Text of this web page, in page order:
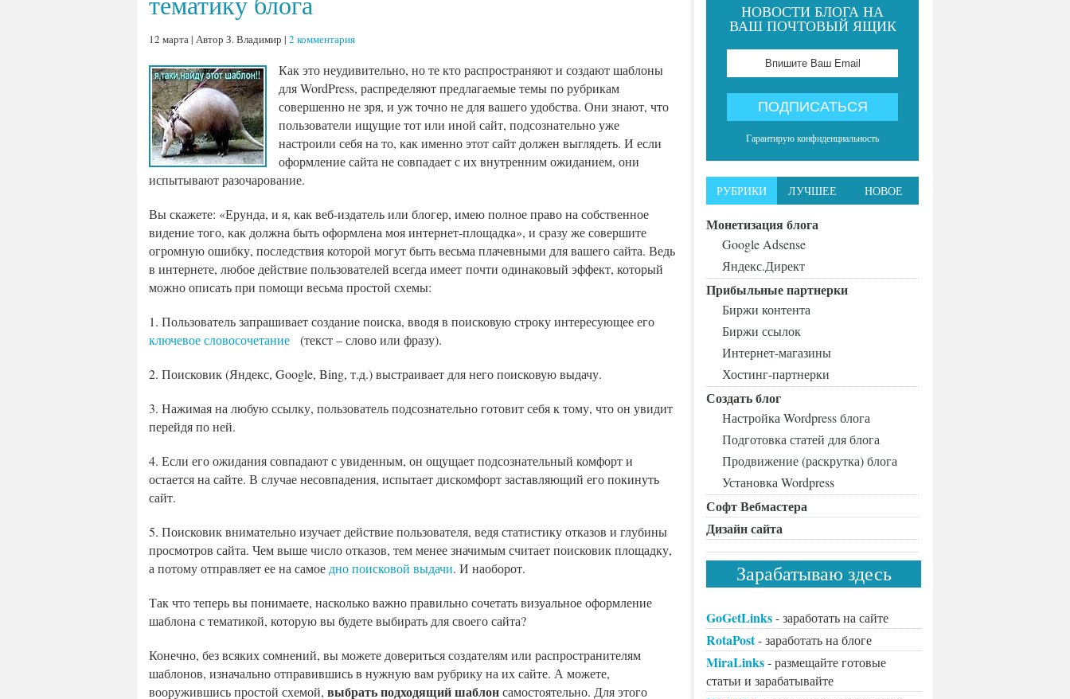
12 марта | Автор З. Владимир | 2 комментария
Как это неудивительно, но те кто распространяют и создают шаблоны
для WordPress, распределяют предлагаемые темы по рубрикам
совершенно не зря, и уж точно не для вашего удобства. Они знают, что
пользователи ищущие тот или иной сайт, подсознательно уже
настроили себя на то, как именно этот сайт должен выглядеть. И если
оформление сайта не совпадает с их внутренним ожиданием, они
испытывают разочарование.
Вы скажете: «Ерунда, и я, как веб-издатель или блогер, имею полное право на собственное
видение того, как должна быть оформлена моя интернет-площадка», и сразу же совершите
огромную ошибку, последствия которой могут быть весьма плачевными для вашего сайта. Ведь
в интернете, любое действие пользователей всегда имеет почти одинаковый эффект, который
можно описать при помощи весьма простой схемы:
1. Пользователь запрашивает создание поиска, вводя в поисковую строку интересующее его
ключевое словосочетание (текст – слово или фразу).
2. Поисковик (Яндекс, Google, Bing, т.д.) выстраивает для него поисковую выдачу.
3. Нажимая на любую ссылку, пользователь подсознательно готовит себя к тому, что он увидит
перейдя по ней.
4. Если его ожидания совпадают с увиденным, он ощущает подсознательный комфорт и
остается на сайте. В случае несовпадения, испытает дискомфорт заставляющий его покинуть
сайт.
5. Поисковик внимательно изучает действие пользователя, ведя статистику отказов и глубины
просмотров сайта. Чем выше число отказов, тем менее значимым считает поисковик площадку,
а потому отправляет ее на самое дно поисковой выдачи. И наоборот.
Так что теперь вы понимаете, насколько важно правильно сочетать визуальное оформление
шаблона с тематикой, которую вы будете выбирать для своего сайта?
Конечно, без всяких сомнений, вы можете довериться создателям или распространителям
шаблонов, изначально отправившись в нужную вам рубрику на их сайте. А можете,
вооружившись простой схемой, выбрать подходящий шаблонсамостоятельно. Для этого
НОВОСТИ БЛОГА НА
ВАШ ПОЧТОВЫЙ ЯЩИК
Гарантирую конфиденциальность
РУБРИКИ ЛУЧШЕЕ НОВОЕ
Монетизация блога
Google Adsense
Яндекс.Директ
Прибыльные партнерки
Биржи контента
Биржи ссылок
Интернет-магазины
Хостинг-партнерки
Создать блог
Настройка Wordpress блога
Подготовка статей для блога
Продвижение (раскрутка) блога
Установка Wordpress
Софт Вебмастера
Дизайн сайта
Зарабатываю здесь
GoGetLinks- заработать на сайте
RotaPost- заработать на блоге
MiraLinks- размещайте готовые
статьи и зарабатывайте